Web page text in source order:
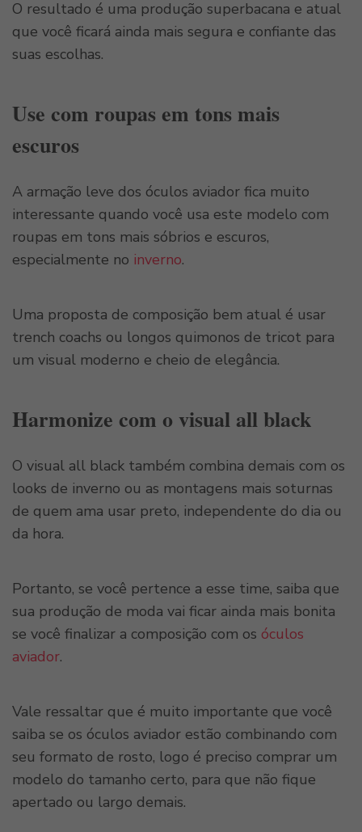
O resultado é uma produção superbacana e atual
que você ficará ainda mais segura e confiante das
suas escolhas.
Use com roupas em tons mais
escuros
A armação leve dos óculos aviador fica muito
interessante quando você usa este modelo com
roupas em tons mais sóbrios e escuros,
especialmente no inverno.
Uma proposta de composição bem atual é usar
trench coachs ou longos quimonos de tricot para
um visual moderno e cheio de elegância.
Harmonize com o visual all black
O visual all black também combina demais com os
looks de inverno ou as montagens mais soturnas
de quem ama usar preto, independente do dia ou
da hora.
Portanto, se você pertence a esse time, saiba que
sua produção de moda vai ficar ainda mais bonita
se você finalizar a composição com os óculos
aviador.
Vale ressaltar que é muito importante que você
saiba se os óculos aviador estão combinando com
seu formato de rosto, logo é preciso comprar um
modelo do tamanho certo, para que não fique
apertado ou largo demais.